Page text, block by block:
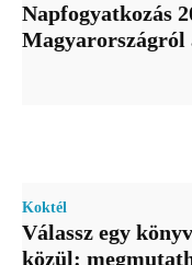
Napfogyatkozás
Magyarországról
Koktél
Válassz egy
közül: